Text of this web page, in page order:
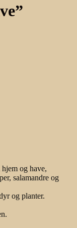
og have,
salamandre og
og planter.